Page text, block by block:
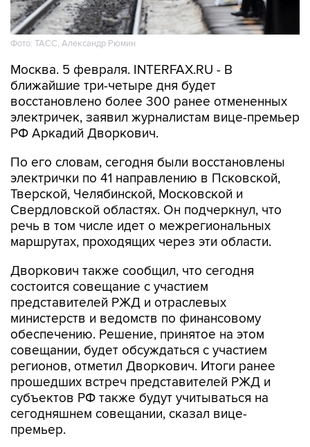
Фото: ТАСС, Александр Рюмин
Москва. 5 февраля. INTERFAX.RU - В
ближайшие три-четыре дня будет
восстановлено более 300 ранее отмененных
электричек, заявил журналистам вице-премьер
РФ Аркадий Дворкович.
По его словам, сегодня были восстановлены
электрички по 41 направлению в Псковской,
Тверской, Челябинской, Московской и
Свердловской областях. Он подчеркнул, что
речь в том числе идет о межрегиональных
маршрутах, проходящих через эти области.
Дворкович также сообщил, что сегодня
состоится совещание с участием
представителей РЖД и отраслевых
министерств и ведомств по финансовому
обеспечению. Решение, принятое на этом
совещании, будет обсуждаться с участием
регионов, отметил Дворкович. Итоги ранее
прошедших встреч представителей РЖД и
субъектов РФ также будут учитываться на
сегодняшнем совещании, сказал вице-
премьер.